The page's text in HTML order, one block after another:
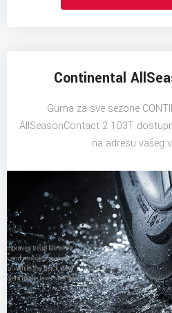
Continental
Guma za sve sezone
AllSeasonContact 2 103T
na adresu vašeg